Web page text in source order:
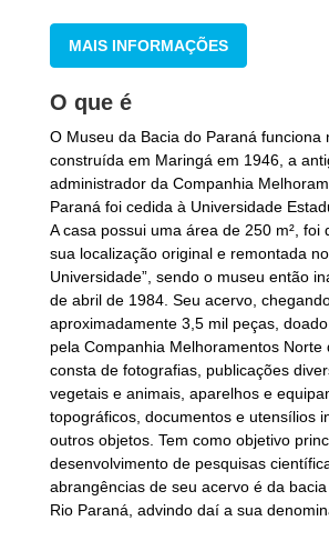
MAIS INFORMAÇÕES
O que é
O Museu da Bacia do Paraná funciona
construída em Maringá em 1946, a
administrador da Companhia
Paraná foi cedida à Universidade
A casa possui uma área de 250 m², foi
sua localização original e remontada
Universidade”, sendo o museu então
de abril de 1984. Seu acervo,
aproximadamente 3,5 mil peças,
pela Companhia Melhoramentos Norte
consta de fotografias, publicações
vegetais e animais, aparelhos e
topográficos, documentos e utensílios
outros objetos. Tem como objetivo
desenvolvimento de pesquisas
abrangências de seu acervo é da
Rio Paraná, advindo daí a sua